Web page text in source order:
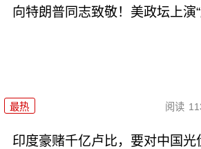
向特朗普同志致敬！美政坛上演
最热 阅读
印度豪赌千亿卢比，要对中国光